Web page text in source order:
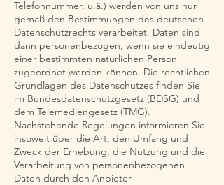
Telefonnummer, u.ä.) werden von uns nur
gemäß den Bestimmungen des deutschen
Datenschutzrechts verarbeitet. Daten sind
dann personenbezogen, wenn sie eindeutig
einer bestimmten natürlichen Person
zugeordnet werden können. Die rechtlichen
Grundlagen des Datenschutzes finden Sie
im Bundesdatenschutzgesetz (BDSG) und
dem Telemediengesetz (TMG).
Nachstehende Regelungen informieren Sie
insoweit über die Art, den Umfang und
Zweck der Erhebung, die Nutzung und die
Verarbeitung von personenbezogenen
Daten durch den Anbieter